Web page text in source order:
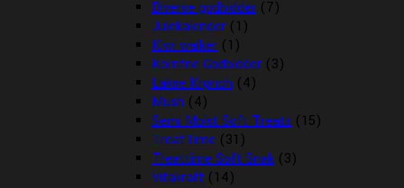
Diverse godbidder (7)
Julekalender (1)
Kiwi walker (1)
Kornfrie Godbidder (3)
Lakse Krønch (4)
Mush (4)
Semi Moist Soft Treats (15)
TreatTime (31)
Treattime Soft Snak (3)
Vitakraft (14)